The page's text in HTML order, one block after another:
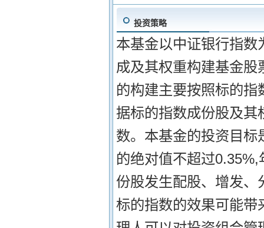
投资策略
本基金以中证银行指
成及其权重构建基金
的构建主要按照标的
据标的指数成份股及
数。本基金的投资目
的绝对值不超过
份股发生配股、增发
标的指数的效果可能